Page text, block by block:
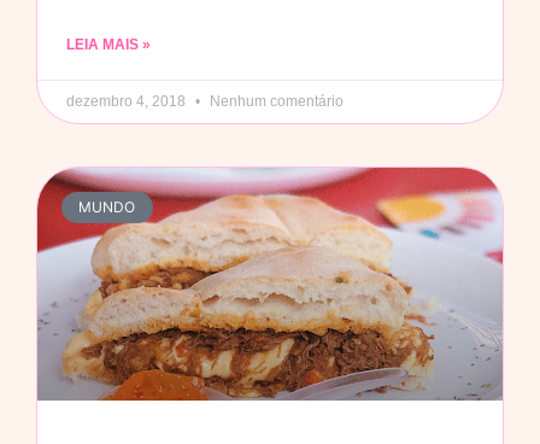
LEIA MAIS »
dezembro 4, 2018 Nenhum comentário
MUNDO